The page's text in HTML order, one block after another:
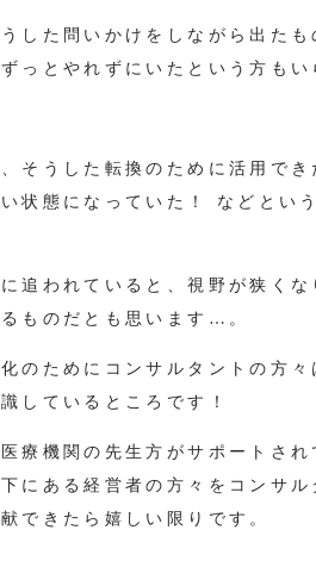
した問いかけをしながら出た
っとやれずにいたという方もい
そうした転換のために活用で
状態になっていた！ などとい
追われていると、視野が狭く
ものだとも思います…。
のためにコンサルタントの方々
しているところです！
療機関の先生方がサポートさ
にある経営者の方々をコンサル
できたら嬉しい限りです。